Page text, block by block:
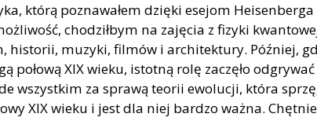
którą poznawałem dzięki esejom Heisenberga
chodziłbym na zajęcia z fizyki
historii, muzyki, filmów i architektury. Później,
połową XIX wieku, istotną rolę zaczęło odgrywać
wszystkim za sprawą teorii ewolucji, która
XIX wieku i jest dla niej bardzo ważna.